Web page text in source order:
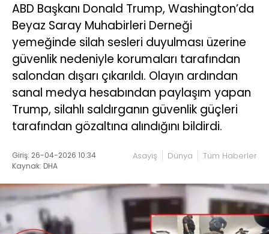
ABD Başkanı Donald Trump, Washington’da
Beyaz Saray Muhabirleri Derneği
yemeğinde silah sesleri duyulması üzerine
güvenlik nedeniyle korumaları tarafından
salondan dışarı çıkarıldı. Olayın ardından
sanal medya hesabından paylaşım yapan
Trump, silahlı saldırganın güvenlik güçleri
tarafından gözaltına alındığını bildirdi.
Giriş: 26-04-2026 10:34
Kaynak: DHA
Asayiş Dünya Tüm Haberler